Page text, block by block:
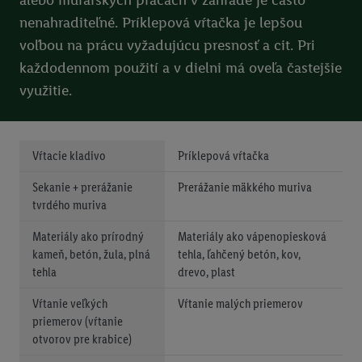
nenahraditeľné. Príklepová vŕtačka je lepšou
voľbou na prácu vyžadujúcu presnosť a cit. Pri
každodennom použití a v dielni má oveľa častejšie
využitie.
Vŕtacie kladivo Príklepová vŕtačka
Sekanie + prerážanie
tvrdého muriva
Prerážanie mäkkého muriva
Materiály ako prírodný
kameň, betón, žula, plná
tehla
Materiály ako vápenopiesková
tehla, ľahčený betón, kov,
drevo, plast
Vŕtanie veľkých
priemerov (vŕtanie
otvorov pre krabice)
Vŕtanie malých priemerov
ďalšie informácie o podmienkach spracúvania osobných
údajov.
Kliknutím na možnosť "
" môžete povoliť iba
používanie potrebných technológií. Kliknutím na "
vyjadríte súhlas so spracúvaním na všetky vyššie uvedené účely.
do budúcnosti nájdete v našich zásadách ochrany osobných